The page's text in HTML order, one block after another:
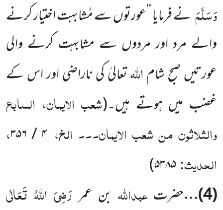
وَسَلَّمَنے فرمایا ’’عورتوں سے مُشابہت اختیار کرنے
والے مرد اور مردوں سے مشابہت کرنے والی
عورتیں صبح شاماللہتعالیٰ کی ناراضی اور اس کے
غضب میں ہوتے ہیں۔(شعب الایمان، السابع
والثلاثون من شعب الایمان۔۔۔ الخ، ۴ / ۳۵۶
،
الحدیث:۵۳۸۵)
(4)
…حضرت عبداللہ بن عمررَضِیَ اللہُ تَعَالٰی